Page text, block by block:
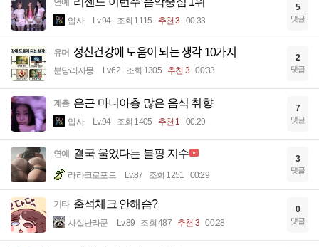
연예
입사 Lv.94 조회 1115 추천 3 00:33
5
댓글
유머 정신건강에 도움이 되는 생각 10가지
분당리자몽 Lv.62 조회 1305 추천 3 00:33
2
댓글
계층 은근 마니아층 많은 음식 취향
입사 Lv.94 조회 1405 추천 1 00:29
7
댓글
연예 결국 울었다는 블핑 지수
라라크로포드 Lv.87 조회 1251 00:29
3
댓글
기타 출석체크 안해슴?
사실난라쿤 Lv.89 조회 487 추천 3 00:28
0
댓글